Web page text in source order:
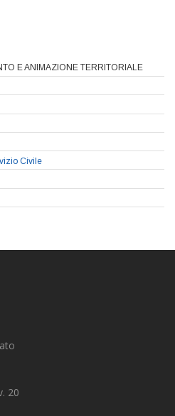
E ANIMAZIONE TERRITORIALE
Civile
20